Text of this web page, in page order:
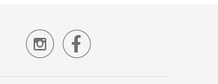

